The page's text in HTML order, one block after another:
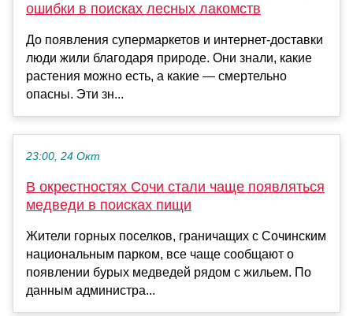
ошибки в поисках лесных лакомств
До появления супермаркетов и интернет-доставки
люди жили благодаря природе. Они знали, какие
растения можно есть, а какие — смертельно
опасны. Эти зн...
23:00, 24 Окт
В окрестностях Сочи стали чаще появляться
медведи в поисках пищи
Жители горных поселков, граничащих с Сочинским
национальным парком, все чаще сообщают о
появлении бурых медведей рядом с жильем. По
данным администра...